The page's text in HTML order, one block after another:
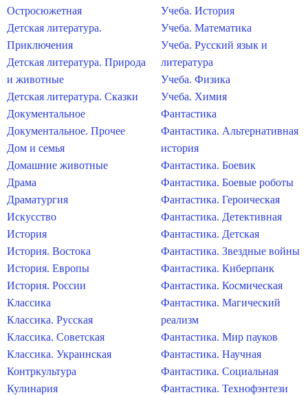
Остросюжетная
Детская литература.
Приключения
Детская литература. Природа
и животные
Детская литература. Сказки
Документальное
Документальное. Прочее
Дом и семья
Домашние животные
Драма
Драматургия
Искусство
История
История. Востока
История. Европы
История. России
Классика
Классика. Русская
Классика. Советская
Классика. Украинская
Контркультура
Кулинария
Учеба. История
Учеба. Математика
Учеба. Русский язык и
литература
Учеба. Физика
Учеба. Химия
Фантастика
Фантастика. Альтернативная
история
Фантастика. Боевик
Фантастика. Боевые роботы
Фантастика. Героическая
Фантастика. Детективная
Фантастика. Детская
Фантастика. Звездные войны
Фантастика. Киберпанк
Фантастика. Космическая
Фантастика. Магический
реализм
Фантастика. Мир пауков
Фантастика. Научная
Фантастика. Социальная
Фантастика. Технофэнтези